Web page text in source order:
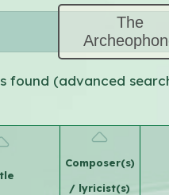
The
found (advanced
Composer(s)
/ lyricist(s)